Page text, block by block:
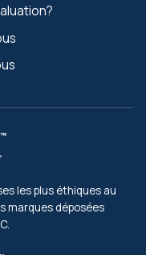
les plus éthiques au
marques déposées